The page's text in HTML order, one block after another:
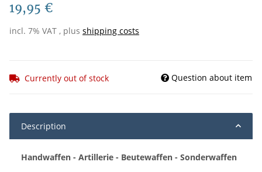
19,95 €
incl. 7% VAT , plus shipping costs
Currently out of stock Question about item
Description
Handwaffen - Artillerie - Beutewaffen - Sonderwaffen